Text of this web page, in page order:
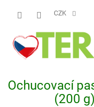
CZK
Ochucovací
(200